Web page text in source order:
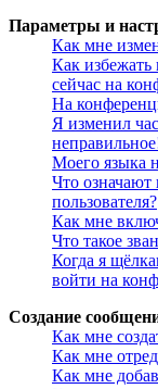
Параметры и
Как мне
Как избежать
сейчас на
На
Я изменил
Моего языка
Что
пользователя?
Как мне
Что такое
Когда я
войти на
Создание
Как мне
Как мне
Как мне